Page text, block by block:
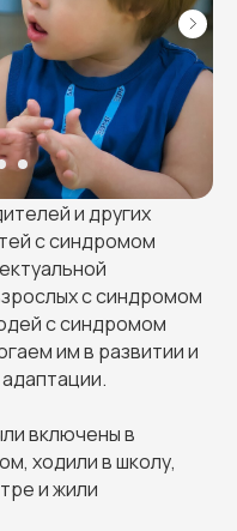
и других
с синдромом
с синдромом
с синдромом
им в развитии и
включены в
ходили в школу,
и жили